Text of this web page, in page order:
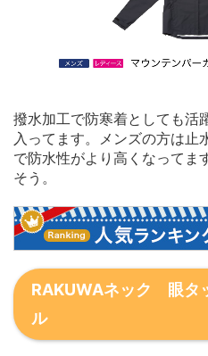
撥水加工で防寒着としても活
入ってます。メンズの方は止
で防水性がより高くなってま
そう。
RAKUWAネック 眼タ
ル